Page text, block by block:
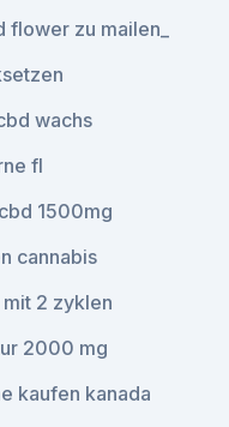
flower zu mailen_
wachs
fl
1500mg
cannabis
2 zyklen
2000 mg
kaufen kanada